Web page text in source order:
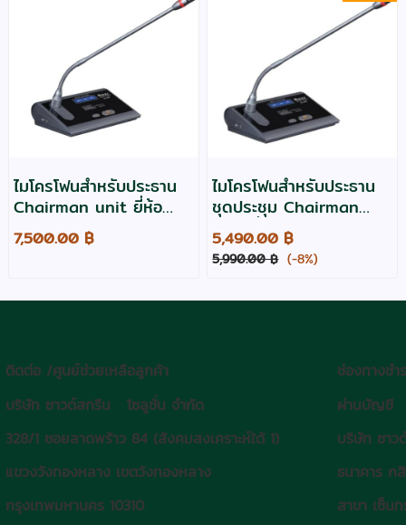
ไมโครโฟนสำหรับประธาน
Chairman unit ยี่ห้อ
Razr รุ่น TC-100C
7,500.00 ฿
ไมโครโฟนสำหรับประธาน
ชุดประชุม Chairman
unit ยี่ห้อ Razr รุ่น TC-
50C
5,490.00 ฿
5,990.00 ฿ (-8%)
ติดต่อ /ศูนย์ช่วยเหลือลูกค้า
บริษัท ซาวด์สกรีน โซลูชั่น จำกัด
328/1 ซอยลาดพร้าว 84 (สังคมสงเคราะห์ใต้ 1)
แขวงวังทองหลาง เขตวังทองหลาง
กรุงเทพมหานคร 10310
ช่องทางชำ
ผ่านบัญชี
บริษัท ซาว
ธนาคาร ก
สาขา เซ็